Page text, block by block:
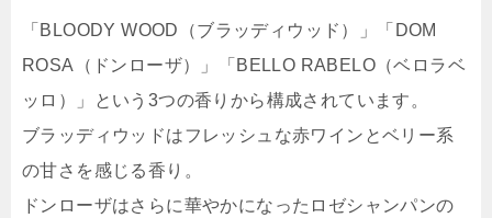
「BLOODY WOOD（ブラッディウッド）」「DOM
ROSA（ドンローザ）」「BELLO RABELO（ベロラベ
ッロ）」という3つの香りから構成されています。
ブラッディウッドはフレッシュな赤ワインとベリー系
の甘さを感じる香り。
ドンローザはさらに華やかになったロゼシャンパンの